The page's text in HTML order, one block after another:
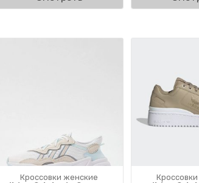
Кроссовки женские